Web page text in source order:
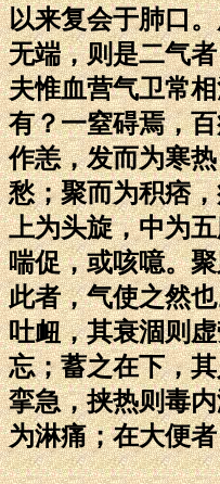
以来复会于肺口
无端，则是二气
夫惟血营气卫常
有？一窒碍焉，
作恙，发而为寒
愁；聚而为积痞
上为头旋，中为
喘促，或咳噫。
此者，气使之然
吐衄，其衰涸则
忘；蓄之在下，
挛急，挟热则毒
为淋痛；在大便